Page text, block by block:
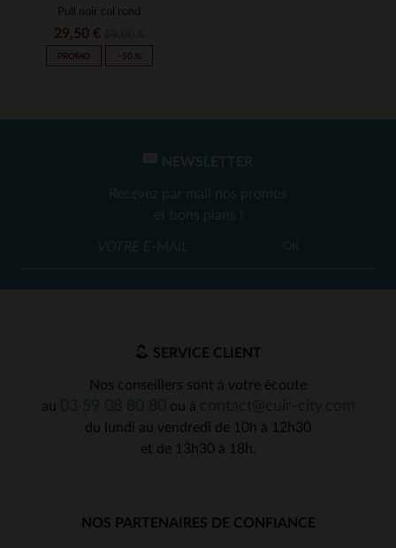
Pull noir col rond
29,50 €
PROMO −50 %
NEWSLETTER
Recevez par mail nos promos
et bons plans !
OK
SERVICE CLIENT
Nos conseillers sont à votre écoute
au
ou à
du lundi au vendredi de 10h à 12h30
et de 13h30 à 18h.
NOS PARTENAIRES DE CONFIANCE